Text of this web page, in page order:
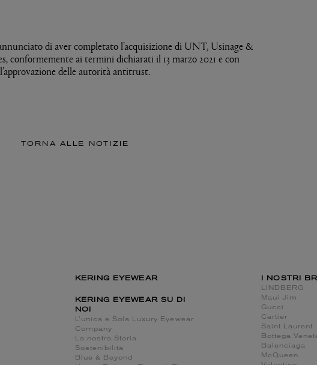
di aver completato l’acquisizione di UNT, Usinage &
conformemente ai termini dichiarati il 13 marzo 2021 e con
l’approvazione delle autorità antitrust.
TORNA ALLE NOTIZIE
KERING EYEWEAR
KERING EYEWEAR SU DI
NOI
L’unica e Sola Luxury Eyewear
Company
La nostra Storia
Sostenibilità
Blue & Beyond
I NOSTRI
LINDBERG
Maui Jim
Gucci
Cartier
Saint Laurent
Bottega
Balenciaga
McQueen